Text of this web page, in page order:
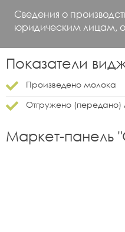
Сведения о
юридическим лицам,
Показатели
Произведено молока
Отгружено (передано)
Маркет-панель "